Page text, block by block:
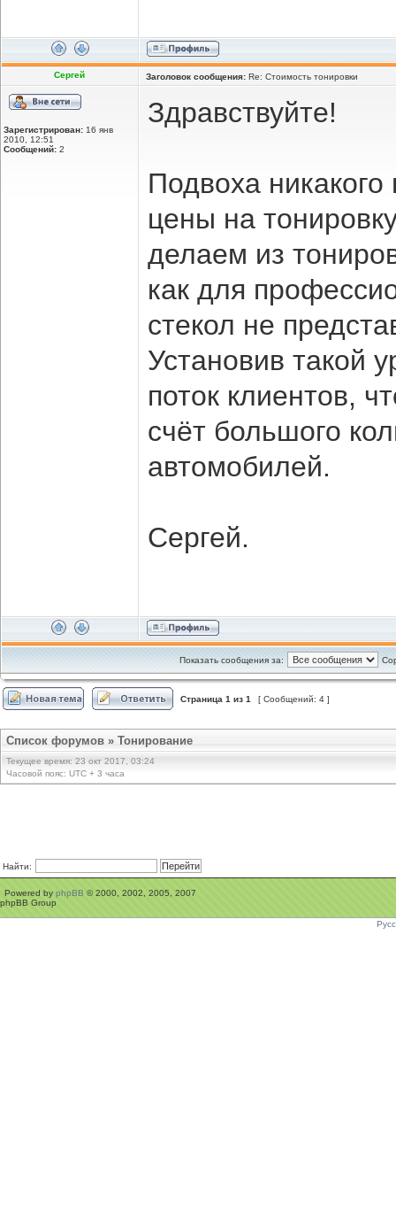
Сергей Заголовок сообщения: Re: Стоимость тонировки
Зарегистрирован: 16 янв
2010, 12:51
Сообщений: 2
Здравствуйте!
Подвоха
цены на
делаем из
как для
стекол не
Установив такой
поток клиентов,
счёт большого
автомобилей.
Сергей.
Показать сообщения за:
Страница 1 из 1 [ Сообщений: 4 ]
Список форумов » Тонирование
Текущее время: 23 окт 2017, 03:24
Часовой пояс: UTC + 3 часа
Найти:
Powered by phpBB © 2000, 2002, 2005, 2007
phpBB Group